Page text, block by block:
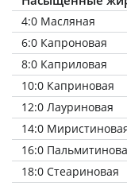
4:0 Масляная
6:0 Капроновая
8:0 Каприловая
10:0 Каприновая
12:0 Лауриновая
14:0
16:0
18:0 Стеариновая